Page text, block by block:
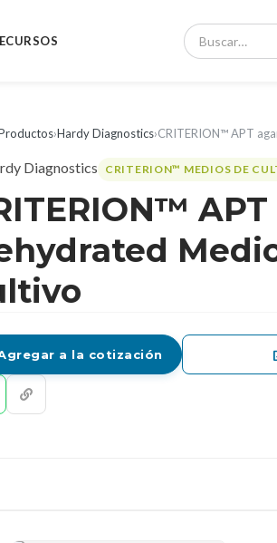
›Hardy Diagnostics›CRITERION™ APT
CRITERION™ MEDIOS DE
a la cotización